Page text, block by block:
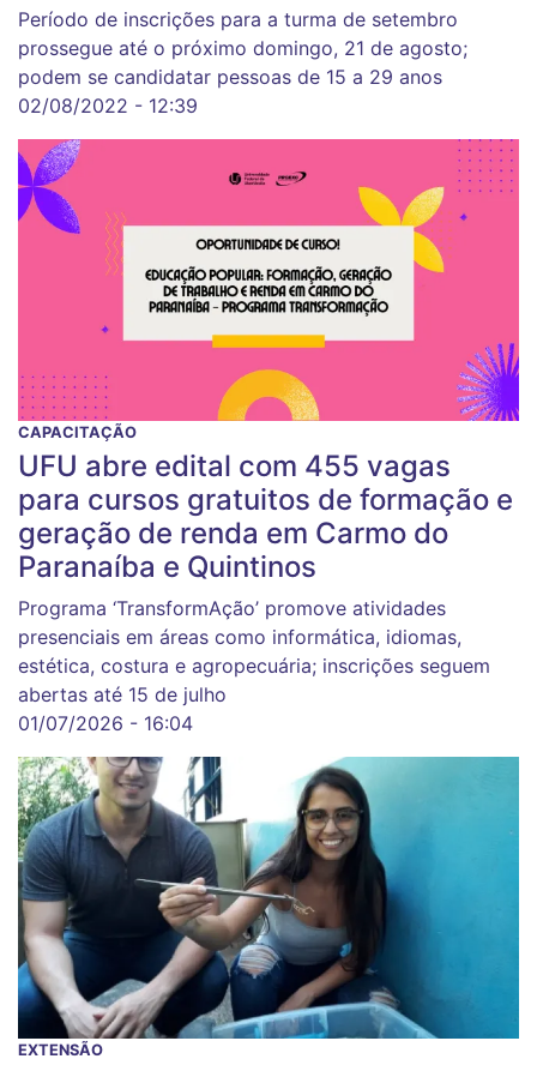
Período de inscrições para a turma de setembro
prossegue até o próximo domingo, 21 de agosto;
podem se candidatar pessoas de 15 a 29 anos
02/08/2022 - 12:39
CAPACITAÇÃO
UFU abre edital com 455 vagas
para cursos gratuitos de formação e
geração de renda em Carmo do
Paranaíba e Quintinos
Programa ‘TransformAção’ promove atividades
presenciais em áreas como informática, idiomas,
estética, costura e agropecuária; inscrições seguem
abertas até 15 de julho
01/07/2026 - 16:04
EXTENSÃO